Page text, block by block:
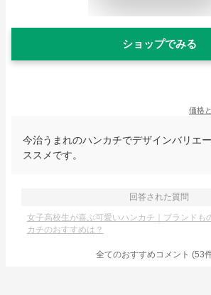
ショップでみる
価格
今治うまれのハンカチでデザインバリエ
ススメです。
回答された質問
女子高校生が喜ぶ可愛いハンカチ｜ブランドも
カチのおすすめは？
全てのおすすめコメント (53